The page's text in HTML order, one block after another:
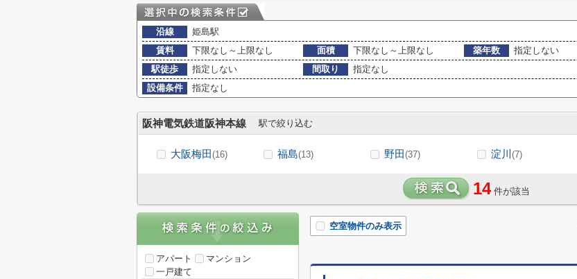
沿線
姫島駅
賃料
下限なし～上限なし 面積 下限なし～上限なし 築年数
指定しない
駅徒歩
指定しない 間取り
指定なし
設備条件
指定なし
阪神電気鉄道阪神本線 駅で絞り込む
大阪梅田(16) 福島(13) 野田(37) 淀川 (7)
14 件が該当
空室物件のみ表示
アパート
マンション
一戸建て